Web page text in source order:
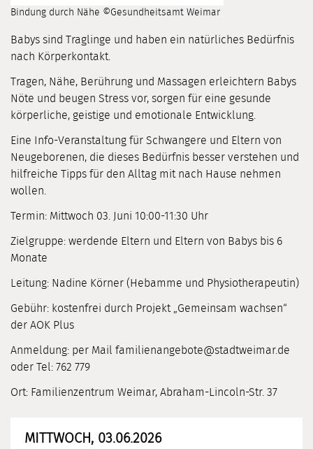
Bindung durch Nähe ©Gesundheitsamt Weimar
Babys sind Traglinge und haben ein natürliches Bedürfnis
nach Körperkontakt.
Tragen, Nähe, Berührung und Massagen erleichtern Babys
Nöte und beugen Stress vor, sorgen für eine gesunde
körperliche, geistige und emotionale Entwicklung.
Eine Info-Veranstaltung für Schwangere und Eltern von
Neugeborenen, die dieses Bedürfnis besser verstehen und
hilfreiche Tipps für den Alltag mit nach Hause nehmen
wollen.
Termin: Mittwoch 03. Juni 10:00-11:30 Uhr
Zielgruppe: werdende Eltern und Eltern von Babys bis 6
Monate
Leitung: Nadine Körner (Hebamme und Physiotherapeutin)
Gebühr: kostenfrei durch Projekt „Gemeinsam wachsen“
der AOK Plus
Anmeldung: per Mail familienangebote@stadtweimar.de
oder Tel: 762 779
Ort: Familienzentrum Weimar, Abraham-Lincoln-Str. 37
MITTWOCH, 03.06.2026